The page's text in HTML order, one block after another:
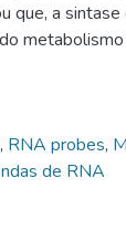
que, a
, RNA probes,
de RNA